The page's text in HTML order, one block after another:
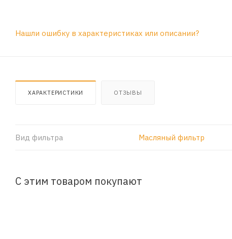
Нашли ошибку в характеристиках или описании?
ХАРАКТЕРИСТИКИ ОТЗЫВЫ
Вид фильтра Масляный фильтр
С этим товаром покупают